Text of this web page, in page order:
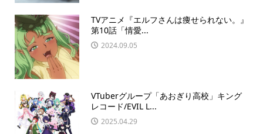
TVアニメ『エルフさんは痩せられない。』
第10話「情愛...
2024.09.05
VTuberグループ「あおぎり高校」キング
レコード/EVIL L...
2025.04.29